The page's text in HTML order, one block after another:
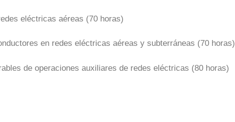
eléctricas aéreas (70 horas)
en redes eléctricas aéreas y subterráneas (70 horas)
de operaciones auxiliares de redes eléctricas (80 horas)